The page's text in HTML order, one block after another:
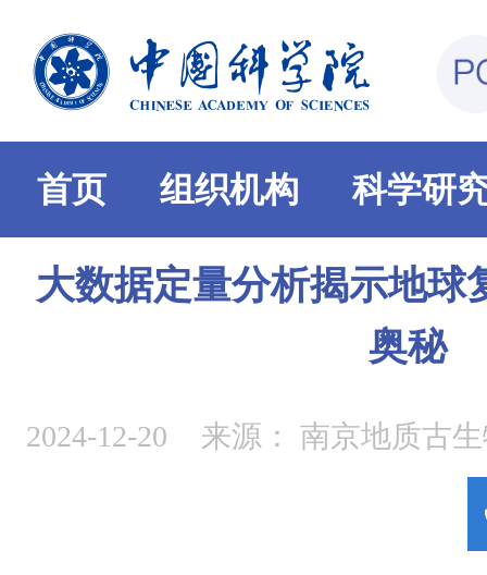
首页 组织机构 科学研
大数据定量分析揭示地球
奥秘
2024-12-20 来源： 南京地质古